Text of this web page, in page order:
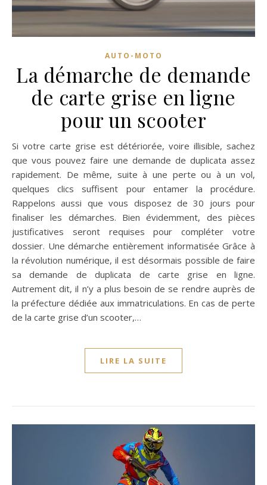
AUTO-MOTO
La démarche de demande
de carte grise en ligne
pour un scooter
Si votre carte grise est détériorée, voire illisible, sachez
que vous pouvez faire une demande de duplicata assez
rapidement. De même, suite à une perte ou à un vol,
quelques clics suffisent pour entamer la procédure.
Rappelons aussi que vous disposez de 30 jours pour
finaliser les démarches. Bien évidemment, des pièces
justificatives seront requises pour compléter votre
dossier. Une démarche entièrement informatisée Grâce à
la révolution numérique, il est désormais possible de faire
sa demande de duplicata de carte grise en ligne.
Autrement dit, il n’y a plus besoin de se rendre auprès de
la préfecture dédiée aux immatriculations. En cas de perte
de la carte grise d’un scooter,…
LIRE LA SUITE